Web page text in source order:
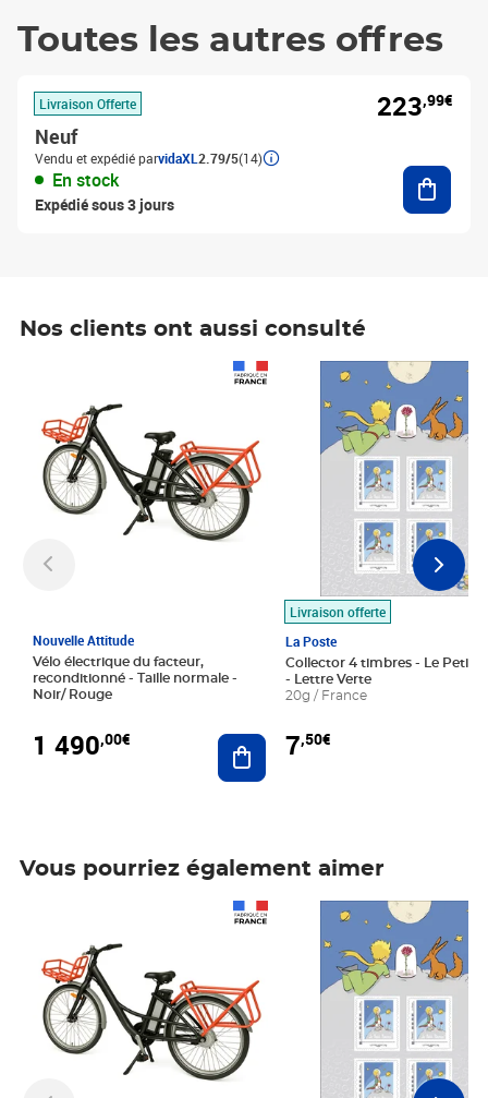
Toutes les autres offres
Livraison Offerte
Neuf
Vendu et expédié parvidaXL 2.79/5(14)
En stock
Expédié sous 3 jours
223,99€
Nos clients ont aussi consulté
Nouvelle Attitude
Vélo électrique du facteur,
reconditionné - Taille normale -
Noir/ Rouge
1 490,00€ Ajouter au panier
Livraison offerte
La Poste
Collector 4 timbres - Le Petit
- Lettre Verte
20g / France
7,50€
Prix 7,50€
Vous pourriez également aimer
Prix 7,50€